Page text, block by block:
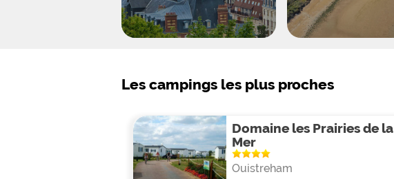
Les campings les plus proches
Domaine les Prairies de la
Mer
Ouistreham